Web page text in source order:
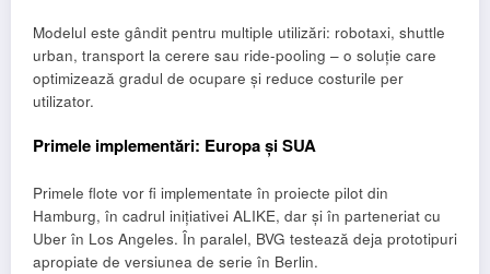
Modelul este gândit pentru multiple utilizări: robotaxi, shuttle
urban, transport la cerere sau ride-pooling – o soluție care
optimizează gradul de ocupare și reduce costurile per
utilizator.
Primele implementări: Europa și SUA
Primele flote vor fi implementate în proiecte pilot din
Hamburg, în cadrul inițiativei ALIKE, dar și în parteneriat cu
Uber în Los Angeles. În paralel, BVG testează deja prototipuri
apropiate de versiunea de serie în Berlin.